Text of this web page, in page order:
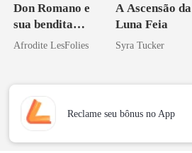
Don Romano e
sua bendita
ruína
Afrodite LesFolies
A Ascensão da
Luna Feia
Syra Tucker
Reclame seu bônus no App